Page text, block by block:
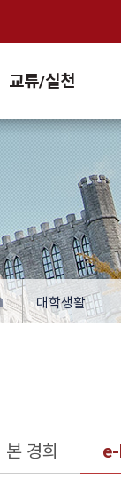
교류/실천
대학생활
본 경희